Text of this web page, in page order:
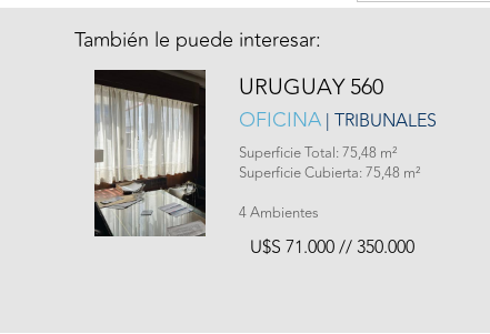
También le puede interesar:
URUGUAY 560
OFICINA | TRIBUNALES
Superficie Total: 75,48 m²
Superficie Cubierta: 75,48 m²
4 Ambientes
U$S 71.000 // 350.000